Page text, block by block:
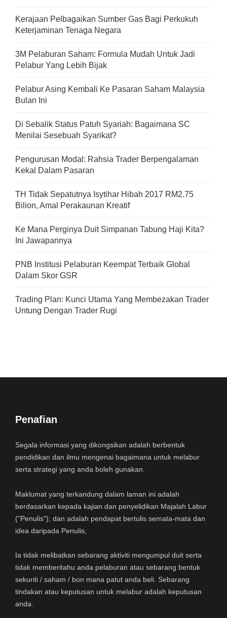
Kerajaan Pelbagaikan Sumber Gas Bagi Perkukuh
Keterjaminan Tenaga Negara
3M Pelaburan Saham: Formula Mudah Untuk Jadi
Pelabur Yang Lebih Bijak
Pelabur Asing Kembali Ke Pasaran Saham Malaysia
Bulan Ini
Di Sebalik Status Patuh Syariah: Bagaimana SC
Menilai Sesebuah Syarikat?
Pengurusan Modal: Rahsia Trader Berpengalaman
Kekal Dalam Pasaran
TH Tidak Sepatutnya Isytihar Hibah 2017 RM2.75
Bilion, Amal Perakaunan Kreatif
Ke Mana Perginya Duit Simpanan Tabung Haji Kita?
Ini Jawapannya
PNB Institusi Pelaburan Keempat Terbaik Global
Dalam Skor GSR
Trading Plan: Kunci Utama Yang Membezakan Trader
Untung Dengan Trader Rugi
Penafian
Segala informasi yang dikongsikan adalah berbentuk
pendidikan dan ilmu mengenai bagaimana untuk melabur
serta strategi yang anda boleh gunakan.
Maklumat yang terkandung dalam laman ini adalah
berdasarkan kepada kajian dan penyelidikan Majalah Labur
("Penulis"); dan adalah pendapat bertulis semata-mata dan
idea daripada Penulis,
Ia tidak melibatkan sebarang aktiviti mengumpul duit serta
tidak memberitahu anda pelaburan atau sebarang bentuk
sekuriti / saham / bon mana patut anda beli. Sebarang
tindakan atau keputusan untuk melabur adalah keputusan
anda.